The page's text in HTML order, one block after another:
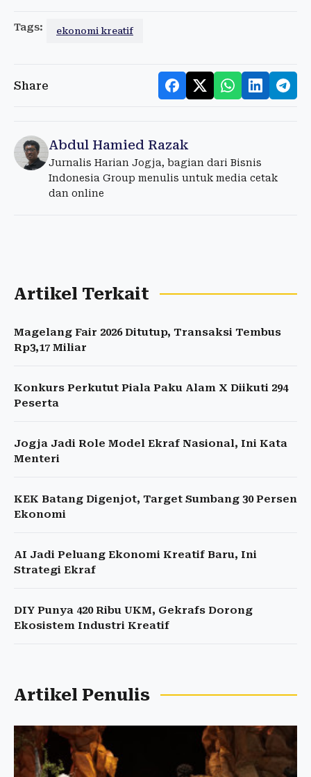
Tags: ekonomi kreatif
Share
Abdul Hamied Razak
Jurnalis Harian Jogja, bagian dari Bisnis
Indonesia Group menulis untuk media cetak
dan online
Artikel Terkait
Magelang Fair 2026 Ditutup, Transaksi Tembus
Rp3,17 Miliar
Konkurs Perkutut Piala Paku Alam X Diikuti 294
Peserta
Jogja Jadi Role Model Ekraf Nasional, Ini Kata
Menteri
KEK Batang Digenjot, Target Sumbang 30 Persen
Ekonomi
AI Jadi Peluang Ekonomi Kreatif Baru, Ini
Strategi Ekraf
DIY Punya 420 Ribu UKM, Gekrafs Dorong
Ekosistem Industri Kreatif
Artikel Penulis